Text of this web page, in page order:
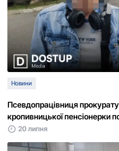
Новини
Псевдопрацівниця
кропивницької пенсіонерки
20 липня